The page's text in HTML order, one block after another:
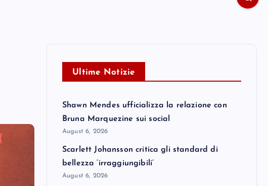
Ultime Notizie
Shawn Mendes ufficializza la relazione con
Bruna Marquezine sui social
August 6, 2026
Scarlett Johansson critica gli standard di
bellezza ‘irraggiungibili’
August 6, 2026